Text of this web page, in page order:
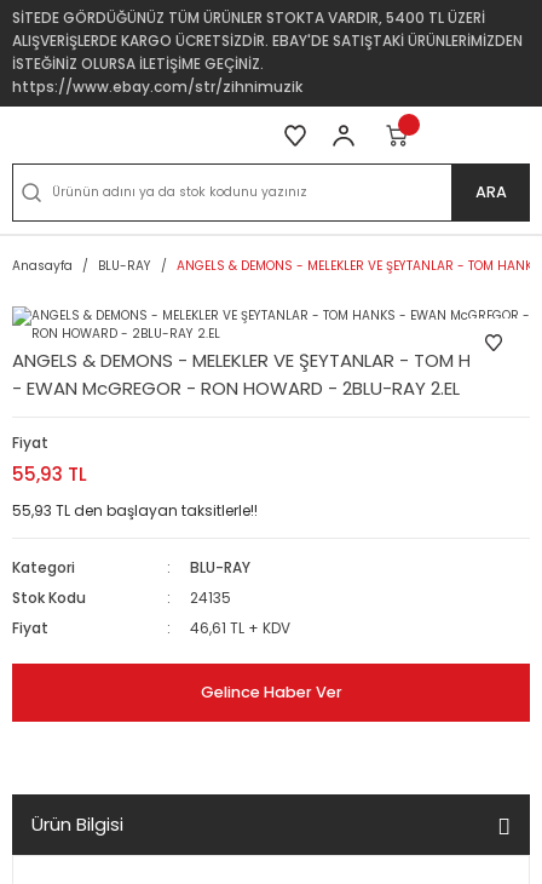
SİTEDE GÖRDÜĞÜNÜZ TÜM ÜRÜNLER STOKTA VARDIR, 5400 TL ÜZERİ
ALIŞVERİŞLERDE KARGO ÜCRETSİZDİR. EBAY'DE SATIŞTAKİ ÜRÜNLERİMİZDEN
İSTEĞİNİZ OLURSA İLETİŞİME GEÇİNİZ.
https://www.ebay.com/str/zihnimuzik
ARA
Anasayfa BLU-RAY ANGELS & DEMONS - MELEKLER VE ŞEYTANLAR - TOM
ANGELS & DEMONS - MELEKLER VE ŞEYTANLAR - TOM HANKS
- EWAN McGREGOR - RON HOWARD - 2BLU-RAY 2.EL
Fiyat
55,93 TL
55,93 TL den başlayan taksitlerle!!
Kategori
BLU-RAY
Stok Kodu
24135
Fiyat
46,61 TL + KDV
Gelince Haber Ver
Ürün Bilgisi